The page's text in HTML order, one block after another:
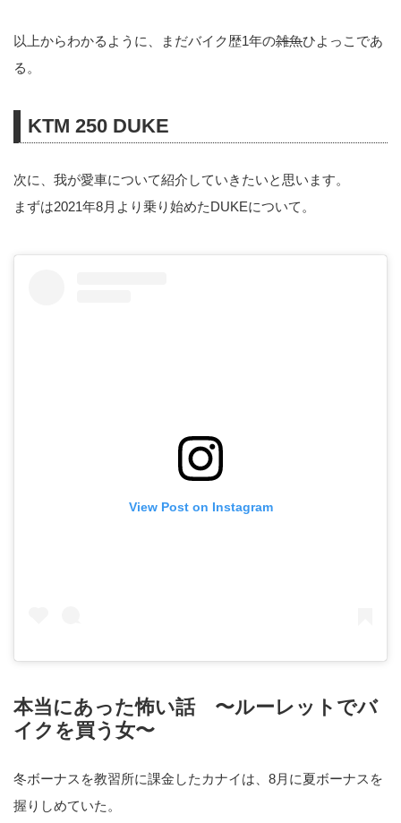
以上からわかるように、まだバイク歴1年の雑魚ひよっこであ
る。
KTM 250 DUKE
次に、我が愛車について紹介していきたいと思います。
まずは2021年8月より乗り始めたDUKEについて。
View Post on Instagram
本当にあった怖い話 〜ルーレットでバ
イクを買う女〜
冬ボーナスを教習所に課金したカナイは、8月に夏ボーナスを
握りしめていた。